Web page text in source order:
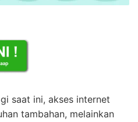
saat ini, akses internet
tambahan, melainkan